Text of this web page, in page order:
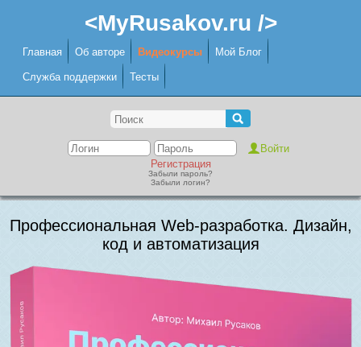
<MyRusakov.ru />
Главная Об авторе Видеокурсы Мой Блог
Служба поддержки Тесты
Регистрация
Забыли пароль?
Забыли логин?
Профессиональная Web-разработка. Дизайн,
код и автоматизация